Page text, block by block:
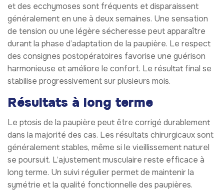
et des ecchymoses sont fréquents et disparaissent
généralement en une à deux semaines. Une sensation
de tension ou une légère sécheresse peut apparaître
durant la phase d’adaptation de la paupière. Le respect
des consignes postopératoires favorise une guérison
harmonieuse et améliore le confort. Le résultat final se
stabilise progressivement sur plusieurs mois.
Résultats à long terme
Le ptosis de la paupière peut être corrigé durablement
dans la majorité des cas. Les résultats chirurgicaux sont
généralement stables, même si le vieillissement naturel
se poursuit. L’ajustement musculaire reste efficace à
long terme. Un suivi régulier permet de maintenir la
symétrie et la qualité fonctionnelle des paupières.